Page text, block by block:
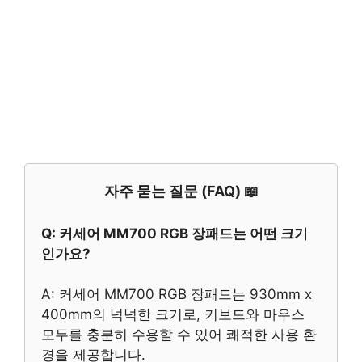
자주 묻는 질문 (FAQ) 📖
Q: 커세어 MM700 RGB 장패드는 어떤 크기
인가요?
A: 커세어 MM700 RGB 장패드는 930mm x
400mm의 넉넉한 크기로, 키보드와 마우스
모두를 충분히 수용할 수 있어 쾌적한 사용 환
경을 제공합니다.